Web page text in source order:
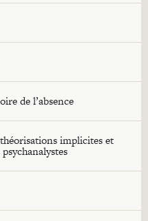
de l’absence
implicites et